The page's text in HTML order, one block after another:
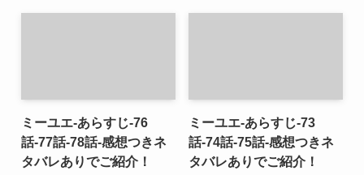
ミーユエ-あらすじ-76
話-77話-78話-感想つきネ
タバレありでご紹介！
ミーユエ-あらすじ-73
話-74話-75話-感想つきネ
タバレありでご紹介！